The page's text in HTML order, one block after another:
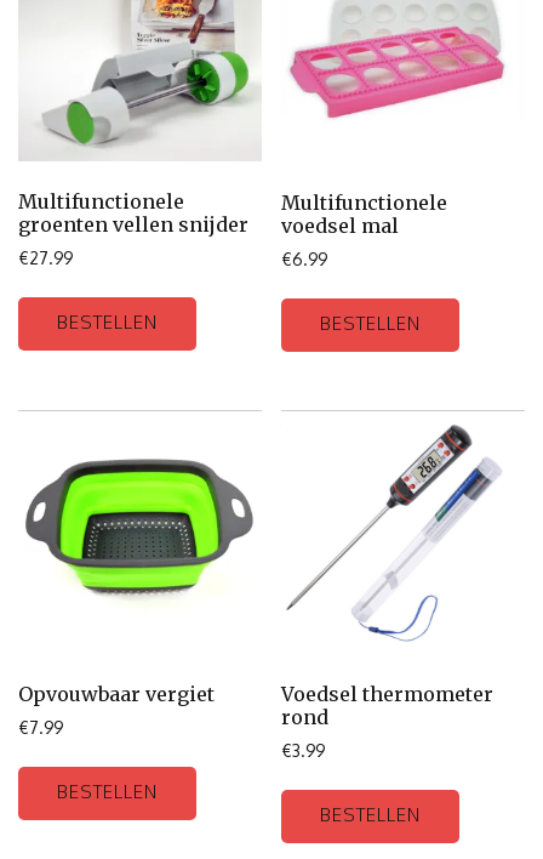
Multifunctionele
groenten vellen snijder
€27.99
BESTELLEN
Multifunctionele
voedsel mal
€6.99
BESTELLEN
Opvouwbaar vergiet
€7.99
BESTELLEN
Voedsel thermometer
rond
€3.99
BESTELLEN